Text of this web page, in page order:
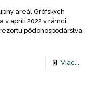
areál Grófskych
v apríli 2022 v rámci
pôdohospodárstva
Viac...